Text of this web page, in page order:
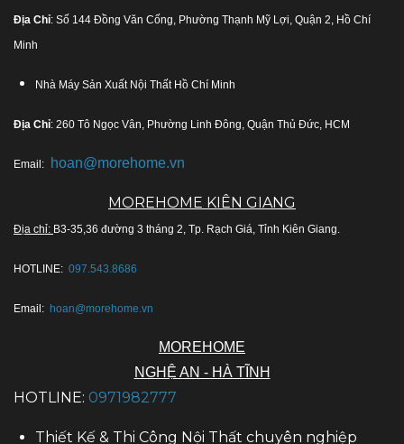
Địa Chỉ: Số 144 Đồng Văn Cống, Phường Thạnh Mỹ Lợi, Quận 2, Hồ Chí
Minh
Nhà Máy Sản Xuất Nội Thất Hồ Chí Minh
Địa Chỉ: 260 Tô Ngọc Vân, Phường Linh Đông, Quận Thủ Đức, HCM
Email: hoan@morehome.vn
MOREHOME KIÊN GIANG
Địa chỉ: B3-35,36 đường 3 tháng 2, Tp. Rạch Giá, Tỉnh Kiên Giang.
HOTLINE: 097.543.8686
Email: hoan@morehome.vn
MOREHOME
NGHỆ AN - HÀ TĨNH
HOTLINE: 0971982777
Thiết Kế & Thi Công Nội Thất chuyên nghiệp